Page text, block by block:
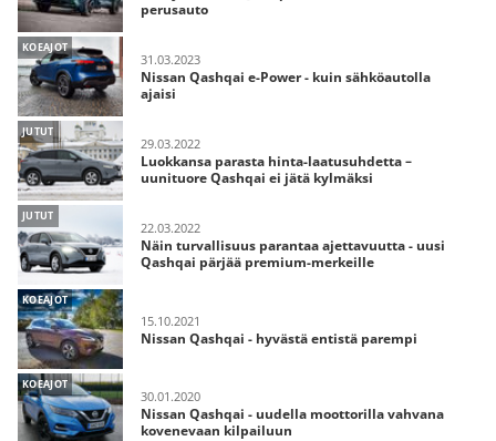
perusauto
KOEAJOT
31.03.2023
Nissan Qashqai e-Power - kuin sähköautolla
ajaisi
JUTUT
29.03.2022
Luokkansa parasta hinta-laatusuhdetta –
uunituore Qashqai ei jätä kylmäksi
JUTUT
22.03.2022
Näin turvallisuus parantaa ajettavuutta - uusi
Qashqai pärjää premium-merkeille
KOEAJOT
15.10.2021
Nissan Qashqai - hyvästä entistä parempi
KOEAJOT
30.01.2020
Nissan Qashqai - uudella moottorilla vahvana
kovenevaan kilpailuun